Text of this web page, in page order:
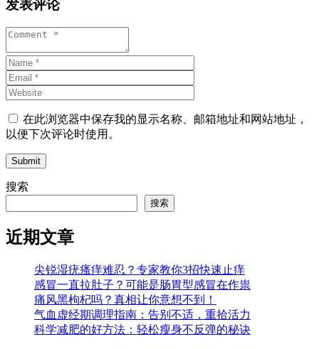
发表评论
在此浏览器中保存我的显示名称、邮箱地址和网站地址，
以便下次评论时使用。
Submit
搜索
搜索
近期文章
尖锐湿疣瘙痒难忍？专家教你3招快速止痒
感冒一直拉肚子？可能是肠胃型感冒在作祟
痛风黑枸杞吗？真相让你意想不到！
气血虚经期调理指南：告别不适，重拾活力
科学减肥的好方法：轻松瘦身不反弹的秘诀